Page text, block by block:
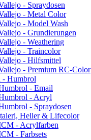
- Spraydosen
- Metal Color
- Model Wash
- Grundierungen
- Weathering
- Traincolor
- Hilfsmittel
- Premium RC-Color
- Humbrol
- Email
- Acryl
- Spraydosen
Heller & Lifecolor
- Acrylfarben
- Farbsets